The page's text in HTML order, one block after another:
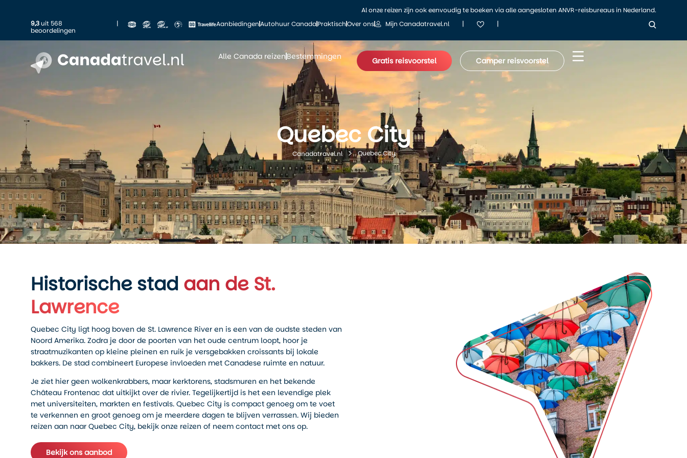
Al onze reizen zijn ook eenvoudig te boeken via alle aangesloten ANVR-reisbureaus in Nederland.
9,3uit 568
beoordelingen
| AanbiedingenAutohuur CanadaPraktischOver ons Mijn Canadatravel.nl | |
Alle Canada reizen Bestemmingen Gratis reisvoorstel Camper reisvoorstel
Quebec City
Canadatravel.nl Quebec City
Historische stad aan de St.
Lawrence
Quebec City ligt hoog boven de St. Lawrence River en is een van de oudste steden van
Noord Amerika. Zodra je door de poorten van het oude centrum loopt, hoor je
straatmuzikanten op kleine pleinen en ruik je versgebakken croissants bij lokale
bakkers. De stad combineert Europese invloeden met Canadese ruimte en natuur.
Je ziet hier geen wolkenkrabbers, maar kerktorens, stadsmuren en het bekende
Château Frontenac dat uitkijkt over de rivier. Tegelijkertijd is het een levendige plek
met universiteiten, markten en festivals. Quebec City is compact genoeg om te voet
te verkennen en groot genoeg om je meerdere dagen te blijven verrassen. Wij bieden
reizen aan naar Quebec City, bekijk onze reizen of neem contact met ons op.
Bekijk ons aanbod